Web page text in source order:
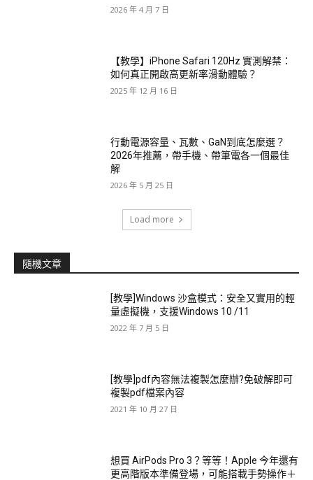
2026 年 4 月 7 日
【教學】iPhone Safari 120Hz 實測解禁：
如何真正開啟高更新率滑動體驗？
2025 年 12 月 16 日
行動電源容量、瓦數、GaN到底怎麼選？
2026年推薦，帶手機、帶筆電各一個最佳
解
2026 年 5 月 25 日
Load more
隨機文章
[教學]Windows 沙盒模式：安全又實用的輕
量虛擬機，支援Windows 10 /11
2022 年 7 月 5 日
[教學]pdf內容無法複製怎麼辦?免破解即可
複製pdf檔案內容
2021 年 10 月 27 日
想買 AirPods Pro 3？等等！Apple 今年還有
更高階版本準備登場，可能搭載手勢操作＋